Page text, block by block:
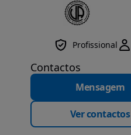
Profissional
Contactos
Mensagem
Ver contactos